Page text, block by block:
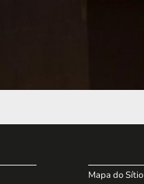
Mapa do Sítio